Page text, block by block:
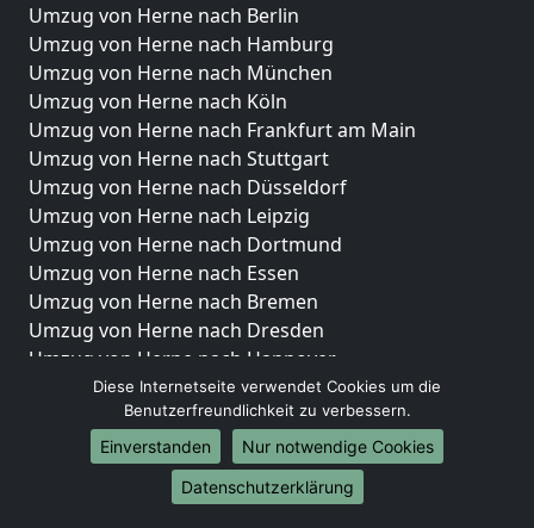
Umzug von Herne nach Berlin
Umzug von Herne nach Hamburg
Umzug von Herne nach München
Umzug von Herne nach Köln
Umzug von Herne nach Frankfurt am Main
Umzug von Herne nach Stuttgart
Umzug von Herne nach Düsseldorf
Umzug von Herne nach Leipzig
Umzug von Herne nach Dortmund
Umzug von Herne nach Essen
Umzug von Herne nach Bremen
Umzug von Herne nach Dresden
Umzug von Herne nach Hannover
Umzug von Herne nach Nürnberg
Umzug von Herne nach Duisburg
Umzug von Herne nach Bochum
Umzug von Herne nach Wuppertal
Umzug von Herne nach Bielefeld
Diese Internetseite verwendet Cookies um die
Benutzerfreundlichkeit zu verbessern.
Einverstanden
Nur notwendige Cookies
Datenschutzerklärung